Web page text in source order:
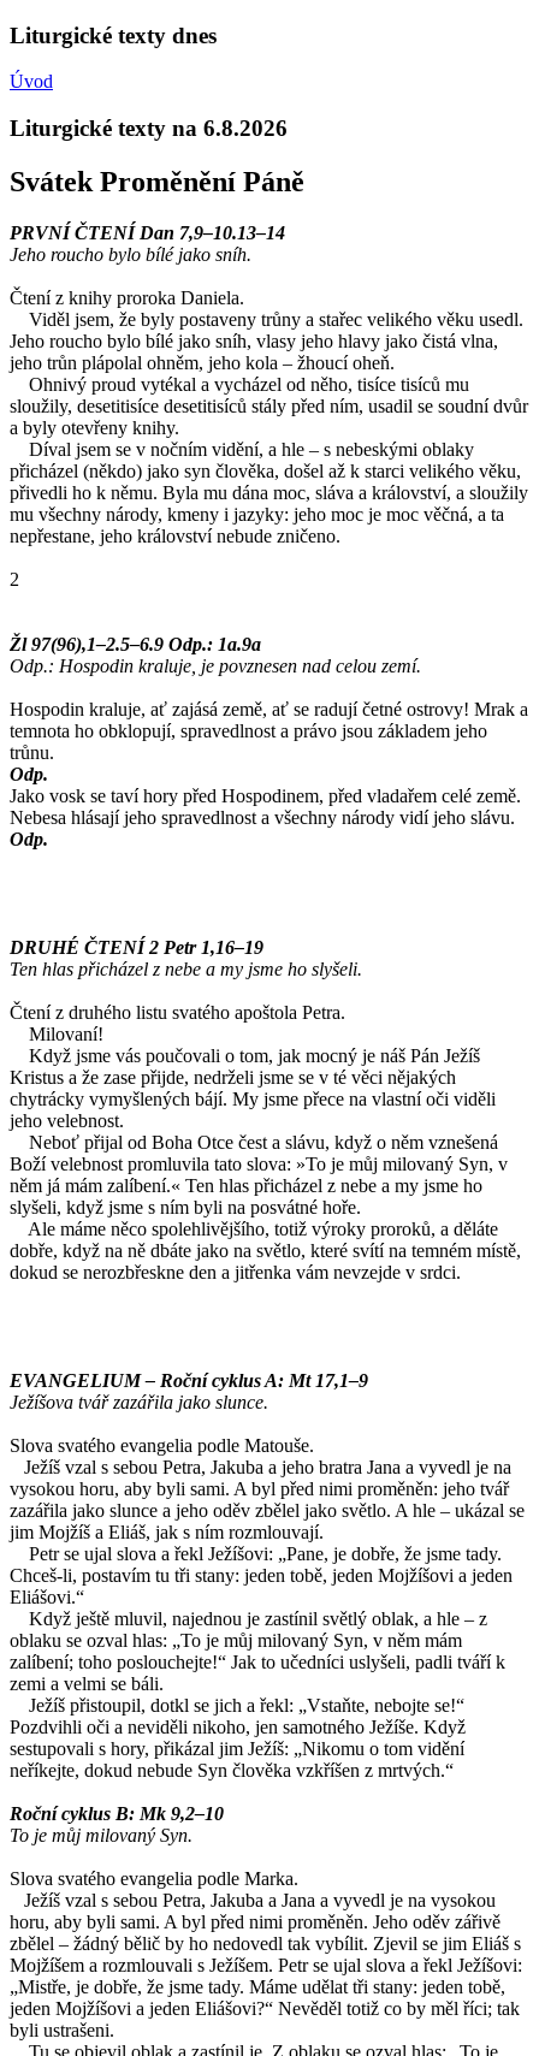
Liturgické texty dnes
Úvod
Liturgické texty na 6.8.2026
Svátek Proměnění Páně
PRVNÍ ČTENÍ Dan 7,9–10.13–14
Jeho roucho bylo bílé jako sníh.
Čtení z knihy proroka Daniela.
Viděl jsem, že byly postaveny trůny a stařec velikého věku usedl.
Jeho roucho bylo bílé jako sníh, vlasy jeho hlavy jako čistá vlna,
jeho trůn plápolal ohněm, jeho kola – žhoucí oheň.
Ohnivý proud vytékal a vycházel od něho, tisíce tisíců mu
sloužily, desetitisíce desetitisíců stály před ním, usadil se soudní dvůr
a byly otevřeny knihy.
Díval jsem se v nočním vidění, a hle – s nebeskými oblaky
přicházel (někdo) jako syn člověka, došel až k starci velikého věku,
přivedli ho k němu. Byla mu dána moc, sláva a království, a sloužily
mu všechny národy, kmeny i jazyky: jeho moc je moc věčná, a ta
nepřestane, jeho království nebude zničeno.
2
Žl 97(96),1–2.5–6.9 Odp.: 1a.9a
Odp.: Hospodin kraluje, je povznesen nad celou zemí.
Hospodin kraluje, ať zajásá země, ať se radují četné ostrovy! Mrak a
temnota ho obklopují, spravedlnost a právo jsou základem jeho
trůnu.
Odp.
Jako vosk se taví hory před Hospodinem, před vladařem celé země.
Nebesa hlásají jeho spravedlnost a všechny národy vidí jeho slávu.
Odp.
DRUHÉ ČTENÍ 2 Petr 1,16–19
Ten hlas přicházel z nebe a my jsme ho slyšeli.
Čtení z druhého listu svatého apoštola Petra.
Milovaní!
Když jsme vás poučovali o tom, jak mocný je náš Pán Ježíš
Kristus a že zase přijde, nedrželi jsme se v té věci nějakých
chytrácky vymyšlených bájí. My jsme přece na vlastní oči viděli
jeho velebnost.
Neboť přijal od Boha Otce čest a slávu, když o něm vznešená
Boží velebnost promluvila tato slova: »To je můj milovaný Syn, v
něm já mám zalíbení.« Ten hlas přicházel z nebe a my jsme ho
slyšeli, když jsme s ním byli na posvátné hoře.
Ale máme něco spolehlivějšího, totiž výroky proroků, a děláte
dobře, když na ně dbáte jako na světlo, které svítí na temném místě,
dokud se nerozbřeskne den a jitřenka vám nevzejde v srdci.
EVANGELIUM – Roční cyklus A: Mt 17,1–9
Ježíšova tvář zazářila jako slunce.
Slova svatého evangelia podle Matouše.
Ježíš vzal s sebou Petra, Jakuba a jeho bratra Jana a vyvedl je na
vysokou horu, aby byli sami. A byl před nimi proměněn: jeho tvář
zazářila jako slunce a jeho oděv zbělel jako světlo. A hle – ukázal se
jim Mojžíš a Eliáš, jak s ním rozmlouvají.
Petr se ujal slova a řekl Ježíšovi: „Pane, je dobře, že jsme tady.
Chceš-li, postavím tu tři stany: jeden tobě, jeden Mojžíšovi a jeden
Eliášovi.“
Když ještě mluvil, najednou je zastínil světlý oblak, a hle – z
oblaku se ozval hlas: „To je můj milovaný Syn, v něm mám
zalíbení; toho poslouchejte!“ Jak to učedníci uslyšeli, padli tváří k
zemi a velmi se báli.
Ježíš přistoupil, dotkl se jich a řekl: „Vstaňte, nebojte se!“
Pozdvihli oči a neviděli nikoho, jen samotného Ježíše. Když
sestupovali s hory, přikázal jim Ježíš: „Nikomu o tom vidění
neříkejte, dokud nebude Syn člověka vzkříšen z mrtvých.“
Roční cyklus B: Mk 9,2–10
To je můj milovaný Syn.
Slova svatého evangelia podle Marka.
Ježíš vzal s sebou Petra, Jakuba a Jana a vyvedl je na vysokou
horu, aby byli sami. A byl před nimi proměněn. Jeho oděv zářivě
zbělel – žádný bělič by ho nedovedl tak vybílit. Zjevil se jim Eliáš s
Mojžíšem a rozmlouvali s Ježíšem. Petr se ujal slova a řekl Ježíšovi:
„Mistře, je dobře, že jsme tady. Máme udělat tři stany: jeden tobě,
jeden Mojžíšovi a jeden Eliášovi?“ Nevěděl totiž co by měl říci; tak
byli ustrašeni.
Tu se objevil oblak a zastínil je. Z oblaku se ozval hlas: „To je